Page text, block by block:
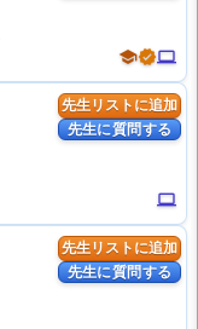
schoolverifiedcomputer
先生リストに追加
先生に質問する
computer
先生リストに追加
先生に質問する